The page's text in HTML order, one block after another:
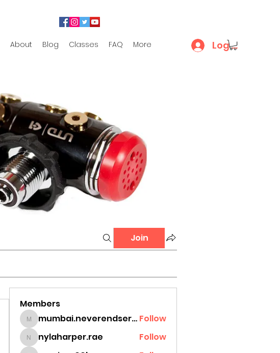
About Blog Classes FAQ More Log In
Join
Members
mumbai.neverendservices mumbai.neverendservices Follow
nylaharper.rae
nylaharper.rae Follow